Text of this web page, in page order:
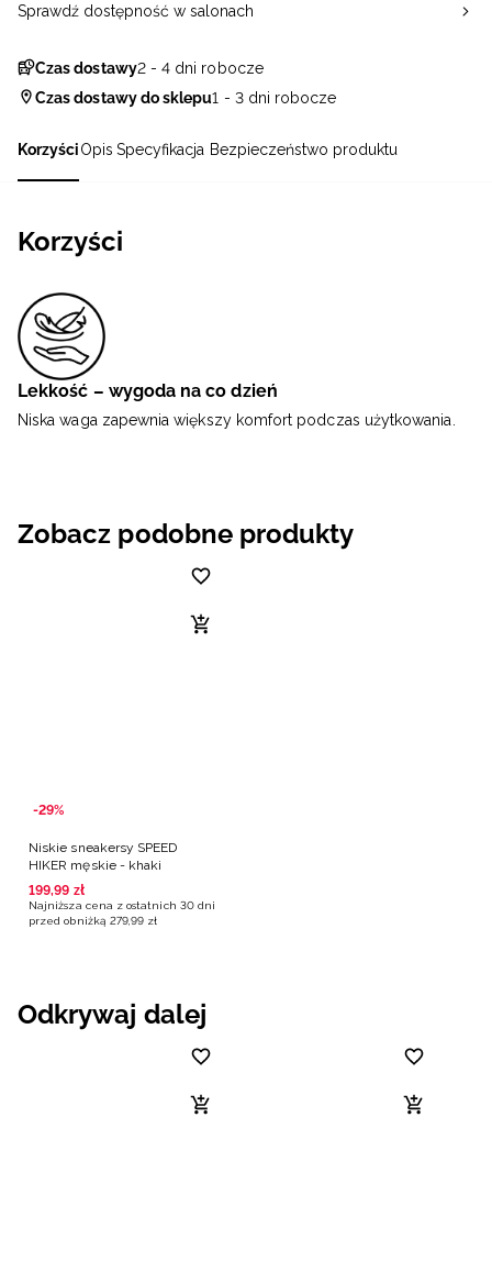
KorzyściOpis Specyfikacja Bezpieczeństwo produktu
Korzyści
Lekkość – wygoda na co dzień
Niska waga zapewnia większy komfort podczas użytkowania.
Czas dostawy2 - 4 dni robocze
Czas dostawy do sklepu1 - 3 dni robocze
Sprawdź dostępność w salonach
Zobacz podobne produkty
-29%
Niskie sneakersy SPEED
HIKER męskie - khaki
199,99 zł
Najniższa cena z ostatnich 30 dni
przed obniżką 279,99 zł
Odkrywaj dalej